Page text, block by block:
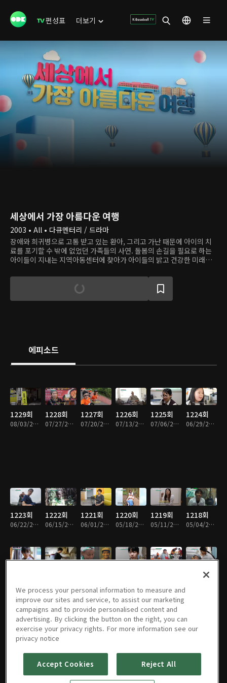
편성표 더보기
세상에서 가장 아름다운 여행
2003 • All • 다큐멘터리 / 드라마
장애와 희귀병으로 고통 받고 있는 환아, 그리고 가난 때문에 아이의 치
료를 포기할 수 밖에 없었던 가족들의 사연. 돌봄의 손길을 필요로 하는
아이들이 지내는 지역아동센터에 찾아가 아이들의 밝고 건강한 미래를
에피소드
1229회
08/03/2026 • 26분
1228회
07/27/2026 • 26분
1227회
07/20/2026 • 26분
1226회
07/13/2026 • 26분
1225회
07/06/2026 • 26분
1224회
06/29/2026 • 26분
1223회
06/22/2026 • 26분
1222회
06/15/2026 • 26분
1221회
06/01/2026 • 27분
1220회
05/18/2026 • 26분
1219회
05/11/2026 • 26분
1218회
05/04/2026 • 26분
1212회
1211회
03/09/2026 • 26분
1210회 1209회 1208회 1207회 1206회
We process your personal information to measure and
improve our sites and service, to assist our marketing
campaigns and to provide personalised content and
advertising. By clicking the button on the right, you can
exercise your privacy rights. For more information see our
privacy notice
Accept Cookies Reject All